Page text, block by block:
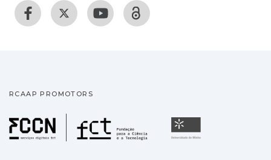
RCAAP PROMOTORS
Fundação para a